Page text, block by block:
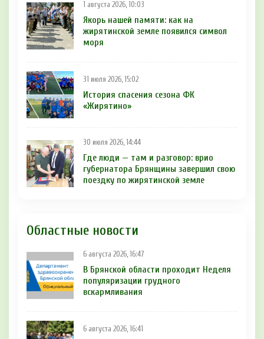
1 августа 2026, 10:03
Якорь нашей памяти: как на
жирятинской земле появился символ
моря
31 июля 2026, 15:02
История спасения сезона ФК
«Жирятино»
30 июля 2026, 14:44
Где люди — там и разговор: врио
губернатора Брянщины завершил свою
поездку по жирятинской земле
Областные новости
6 августа 2026, 16:47
В Брянской области проходит Неделя
популяризации грудного
вскармливания
6 августа 2026, 16:41